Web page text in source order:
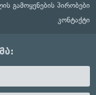
გამოყენების პირობები
კონტაქტი